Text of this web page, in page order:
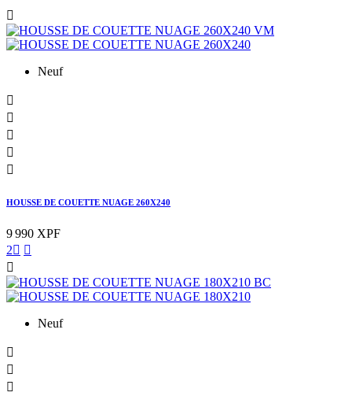

Neuf





HOUSSE DE COUETTE NUAGE 260X240
9 990 XPF
2 

Neuf


